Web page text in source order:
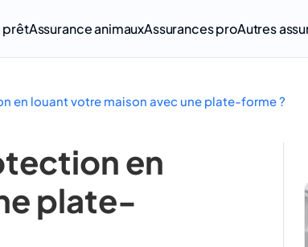
prêtAssurance animauxAssurances proAutres
en louant votre maison avec une plate-forme ?
en
plate-